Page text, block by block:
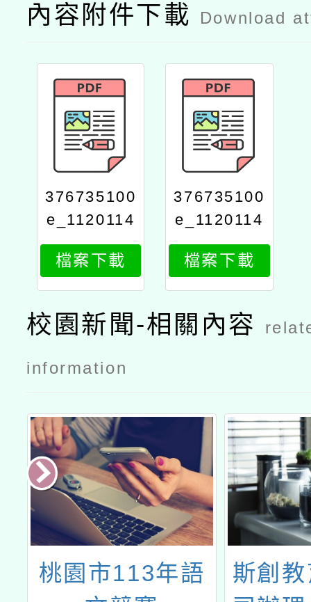
內容附件下載 Download
376735100
e_1120114
196_attach
2
檔案下載
376735100
e_1120114
196_print
檔案下載
校園新聞-相關內容
information
桃園市113年語
斯創